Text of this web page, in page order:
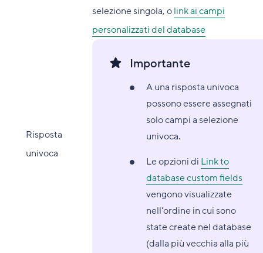
Risposta
univoca
selezione singola, olink ai campi
personalizzati del database
Importante
A una risposta univoca
possono essere assegnati
solo campi a selezione
univoca.
Le opzioni di Link to
database custom fields
vengono visualizzate
nell'ordine in cui sono
state create nel database
(dalla più vecchia alla più